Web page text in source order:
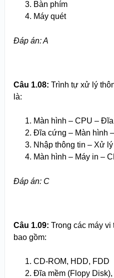
Bàn phím
Máy quét
Đáp án: A
Câu 1.08: Trình tự xử lý
là:
Màn hình – CPU –
Đĩa cứng – Màn hình
Nhập thông tin – Xử
Màn hình – Máy in –
Đáp án: C
Câu 1.09: Trong các máy
bao gồm:
CD-ROM, HDD, FDD
Đĩa mềm (Flopy